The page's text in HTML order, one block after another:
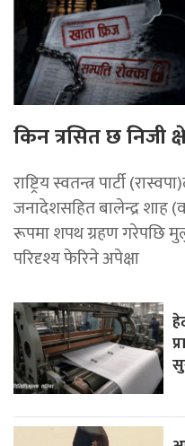
किन त्रसित छ निजी
राष्ट्रिय स्वतन्त्र पार्टी
जनादेशसहित बालेन्द्र शाह
रूपमा शपथ ग्रहण गरेपछि
परिदृश्य फेरिने अपेक्षा